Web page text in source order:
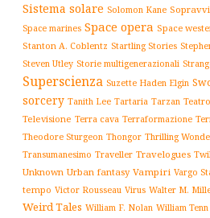
Sistema solare Solomon Kane
Space marines Space opera Space
Stanton A. Coblentz Startling Stories
Steven Utley Storie multigenerazionali
Superscienza Suzette Haden Elgin
sorcery Tanith Lee Tartaria Tarzan Teatro
Televisione Terra cava Terraformazione
Theodore Sturgeon Thongor Thrilling
Transumanesimo Traveller Travelogues
Unknown Urban fantasy Vampiri Vargo
tempo Victor Rousseau Virus Walter M.
Weird Tales William F. Nolan William Tenn